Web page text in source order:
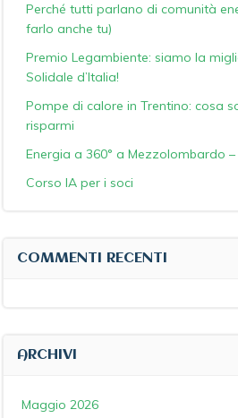
Perché tutti parlano di comunità
farlo anche tu)
Premio Legambiente: siamo la
Solidale d’Italia!
Pompe di calore in Trentino: cosa
risparmi
Energia a 360° a Mezzolombardo
Corso IA per i soci
COMMENTI RECENTI
ARCHIVI
Maggio 2026